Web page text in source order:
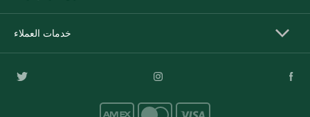
خدمات العملاء